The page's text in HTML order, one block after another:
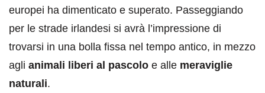
europei ha dimenticato e superato. Passeggiando
per le strade irlandesi si avrà l’impressione di
trovarsi in una bolla fissa nel tempo antico, in mezzo
agli animali liberi al pascolo e alle meraviglie
naturali.